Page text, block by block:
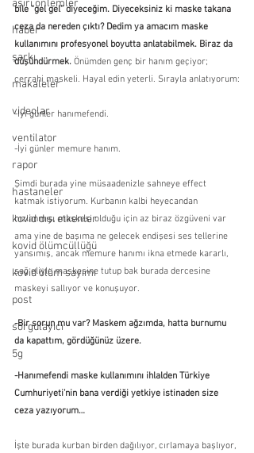
aşırı önlemler
haber
şarkı
makaleler
videolar
ventilator
rapor
hastaneler
kovid dışı etkenler
kovid ölümcüllüğü
kovid ölüm sayımı
post
sorgulayıcı
5g
bile “gel gel” diyeceğim. Diyeceksiniz ki maske takana
ceza da nereden çıktı? Dedim ya amacım maske
kullanımını profesyonel boyutta anlatabilmek. Biraz da
düşündürmek. Önümden genç bir hanım geçiyor;
cerrahi maskeli. Hayal edin yeterli. Sırayla anlatıyorum:
-İyi günler hanımefendi.
-İyi günler memure hanım.
Şimdi burada yine müsaadenizle sahneye effect
katmak istiyorum. Kurbanın kalbi heyecandan
hızlanmış, maskesi olduğu için az biraz özgüveni var
ama yine de başıma ne gelecek endişesi ses tellerine
yansımış, ancak memure hanımı ikna etmede kararlı,
sağ eliyle maskesine tutup bak burada dercesine
maskeyi sallıyor ve konuşuyor.
-Bir sorun mu var? Maskem ağzımda, hatta burnumu
da kapattım, gördüğünüz üzere.
-Hanımefendi maske kullanımını ihlalden Türkiye
Cumhuriyeti’nin bana verdiği yetkiye istinaden size
ceza yazıyorum…
İşte burada kurban birden dağılıyor, cırlamaya başlıyor,